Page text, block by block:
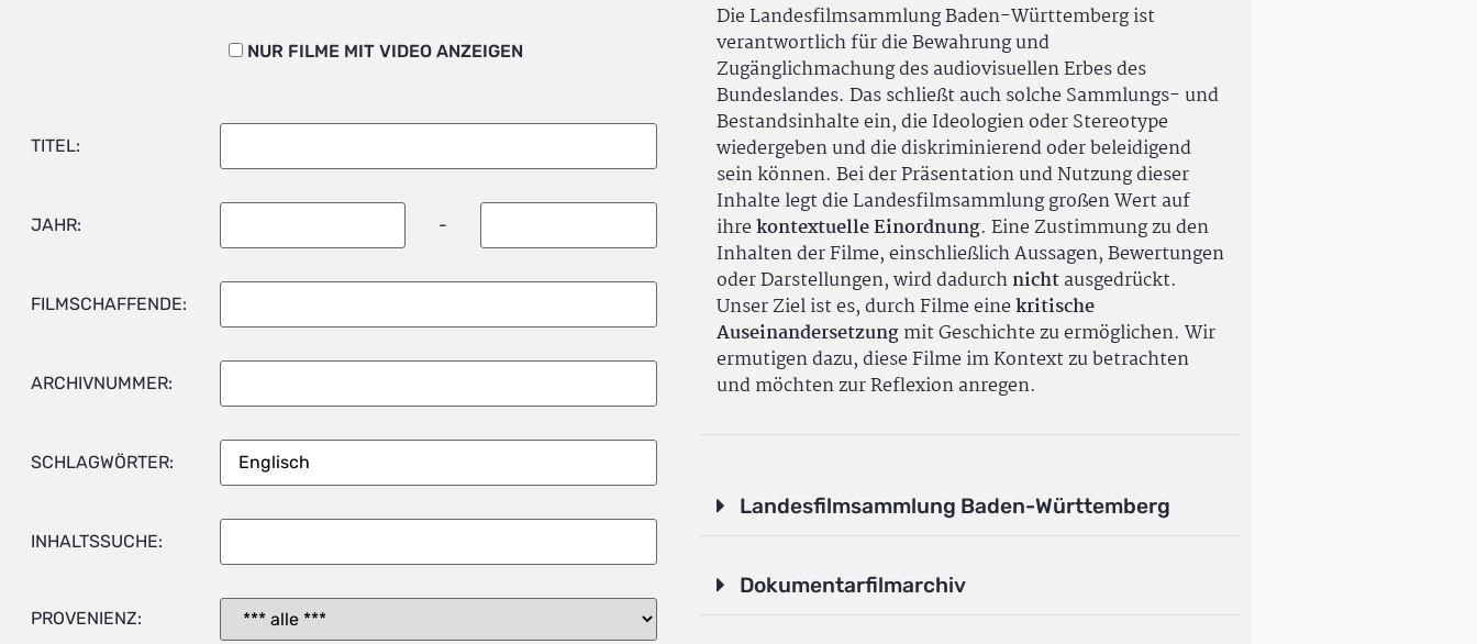
NUR FILME MIT VIDEO ANZEIGEN
TITEL:
JAHR: -
FILMSCHAFFENDE:
ARCHIVNUMMER:
SCHLAGWÖRTER:
INHALTSSUCHE:
PROVENIENZ:
Die Landesfilmsammlung Baden-Württemberg ist
verantwortlich für die Bewahrung und
Zugänglichmachung des audiovisuellen Erbes des
Bundeslandes. Das schließt auch solche Sammlungs- und
Bestandsinhalte ein, die Ideologien oder Stereotype
wiedergeben und die diskriminierend oder beleidigend
sein können. Bei der Präsentation und Nutzung dieser
Inhalte legt die Landesfilmsammlung großen Wert auf
ihrekontextuelle Einordnung. Eine Zustimmung zu den
Inhalten der Filme, einschließlich Aussagen, Bewertungen
oder Darstellungen, wird dadurchnichtausgedrückt.
Unser Ziel ist es, durch Filme einekritische
Auseinandersetzungmit Geschichte zu ermöglichen. Wir
ermutigen dazu, diese Filme im Kontext zu betrachten
und möchten zur Reflexion anregen.
Landesfilmsammlung Baden-Württemberg
Dokumentarfilmarchiv